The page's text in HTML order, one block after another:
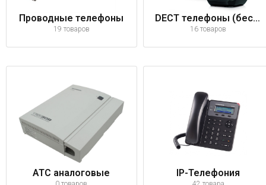
Проводные телефоны
19 товаров
DECT телефоны (беспроводные)
16 товаров
АТС аналоговые IP-Телефония